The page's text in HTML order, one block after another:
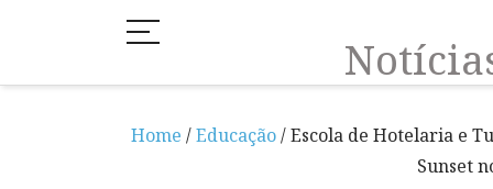
Home /Educação/ Escola de Hotelaria e
Sunset